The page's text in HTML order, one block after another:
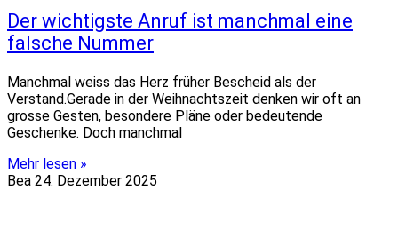
Der wichtigste Anruf ist manchmal eine
falsche Nummer
Manchmal weiss das Herz früher Bescheid als der
Verstand.Gerade in der Weihnachtszeit denken wir oft an
grosse Gesten, besondere Pläne oder bedeutende
Geschenke. Doch manchmal
Mehr lesen »
Bea 24. Dezember 2025